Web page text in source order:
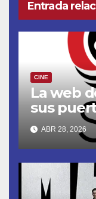
Entrada
CINE
La web
sus
ABR 28, 2026